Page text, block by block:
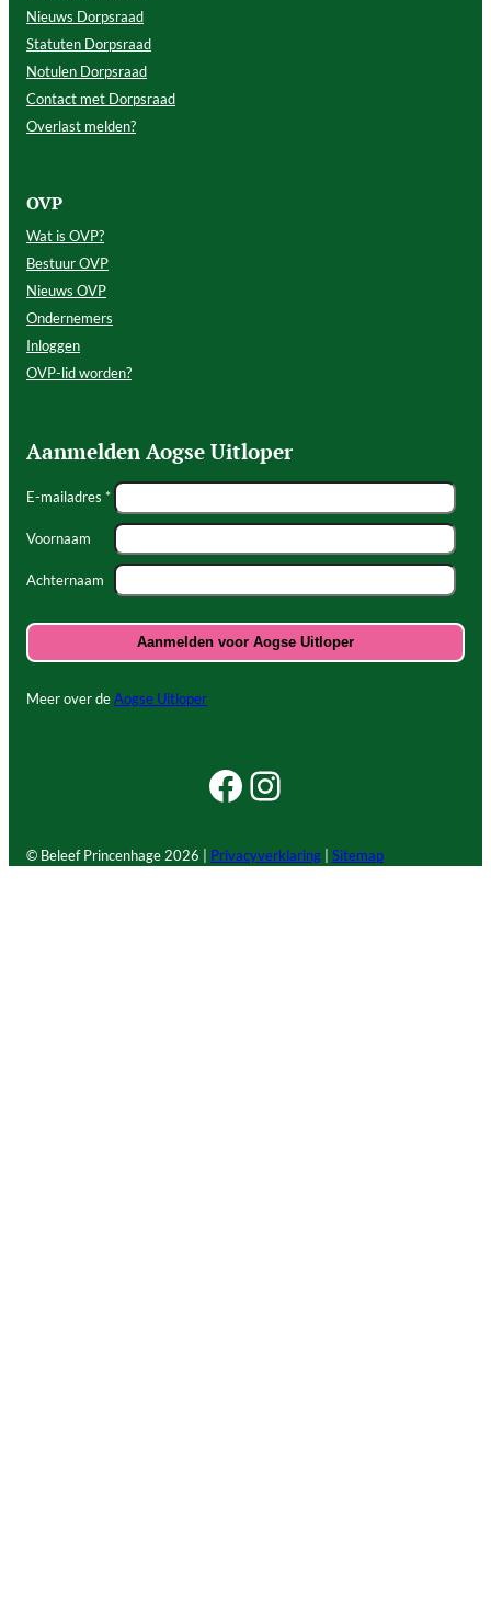
Nieuws Dorpsraad
Statuten Dorpsraad
Notulen Dorpsraad
Contact met Dorpsraad
Overlast melden?
OVP
Wat is OVP?
Bestuur OVP
Nieuws OVP
Ondernemers
Inloggen
OVP-lid worden?
Aanmelden Aogse Uitloper
E-mailadres *
Voornaam
Achternaam
Meer over deAogse Uitloper
Facebook Beleef Princenhage
Instagram Beleef Princenhage
© Beleef Princenhage 2026 | Privacyverklaring Sitemap